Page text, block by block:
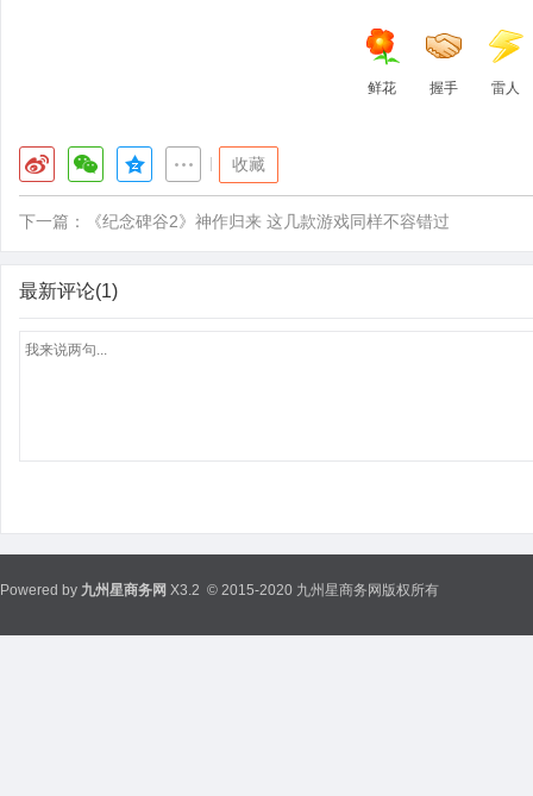
鲜花 握手 雷人
收藏
下一篇： 《纪念碑谷2》神作归来 这几款游戏同样不容错过
最新评论(1)
Powered by 九州星商务网 X3.2 © 2015-2020 九州星商务网版权所有